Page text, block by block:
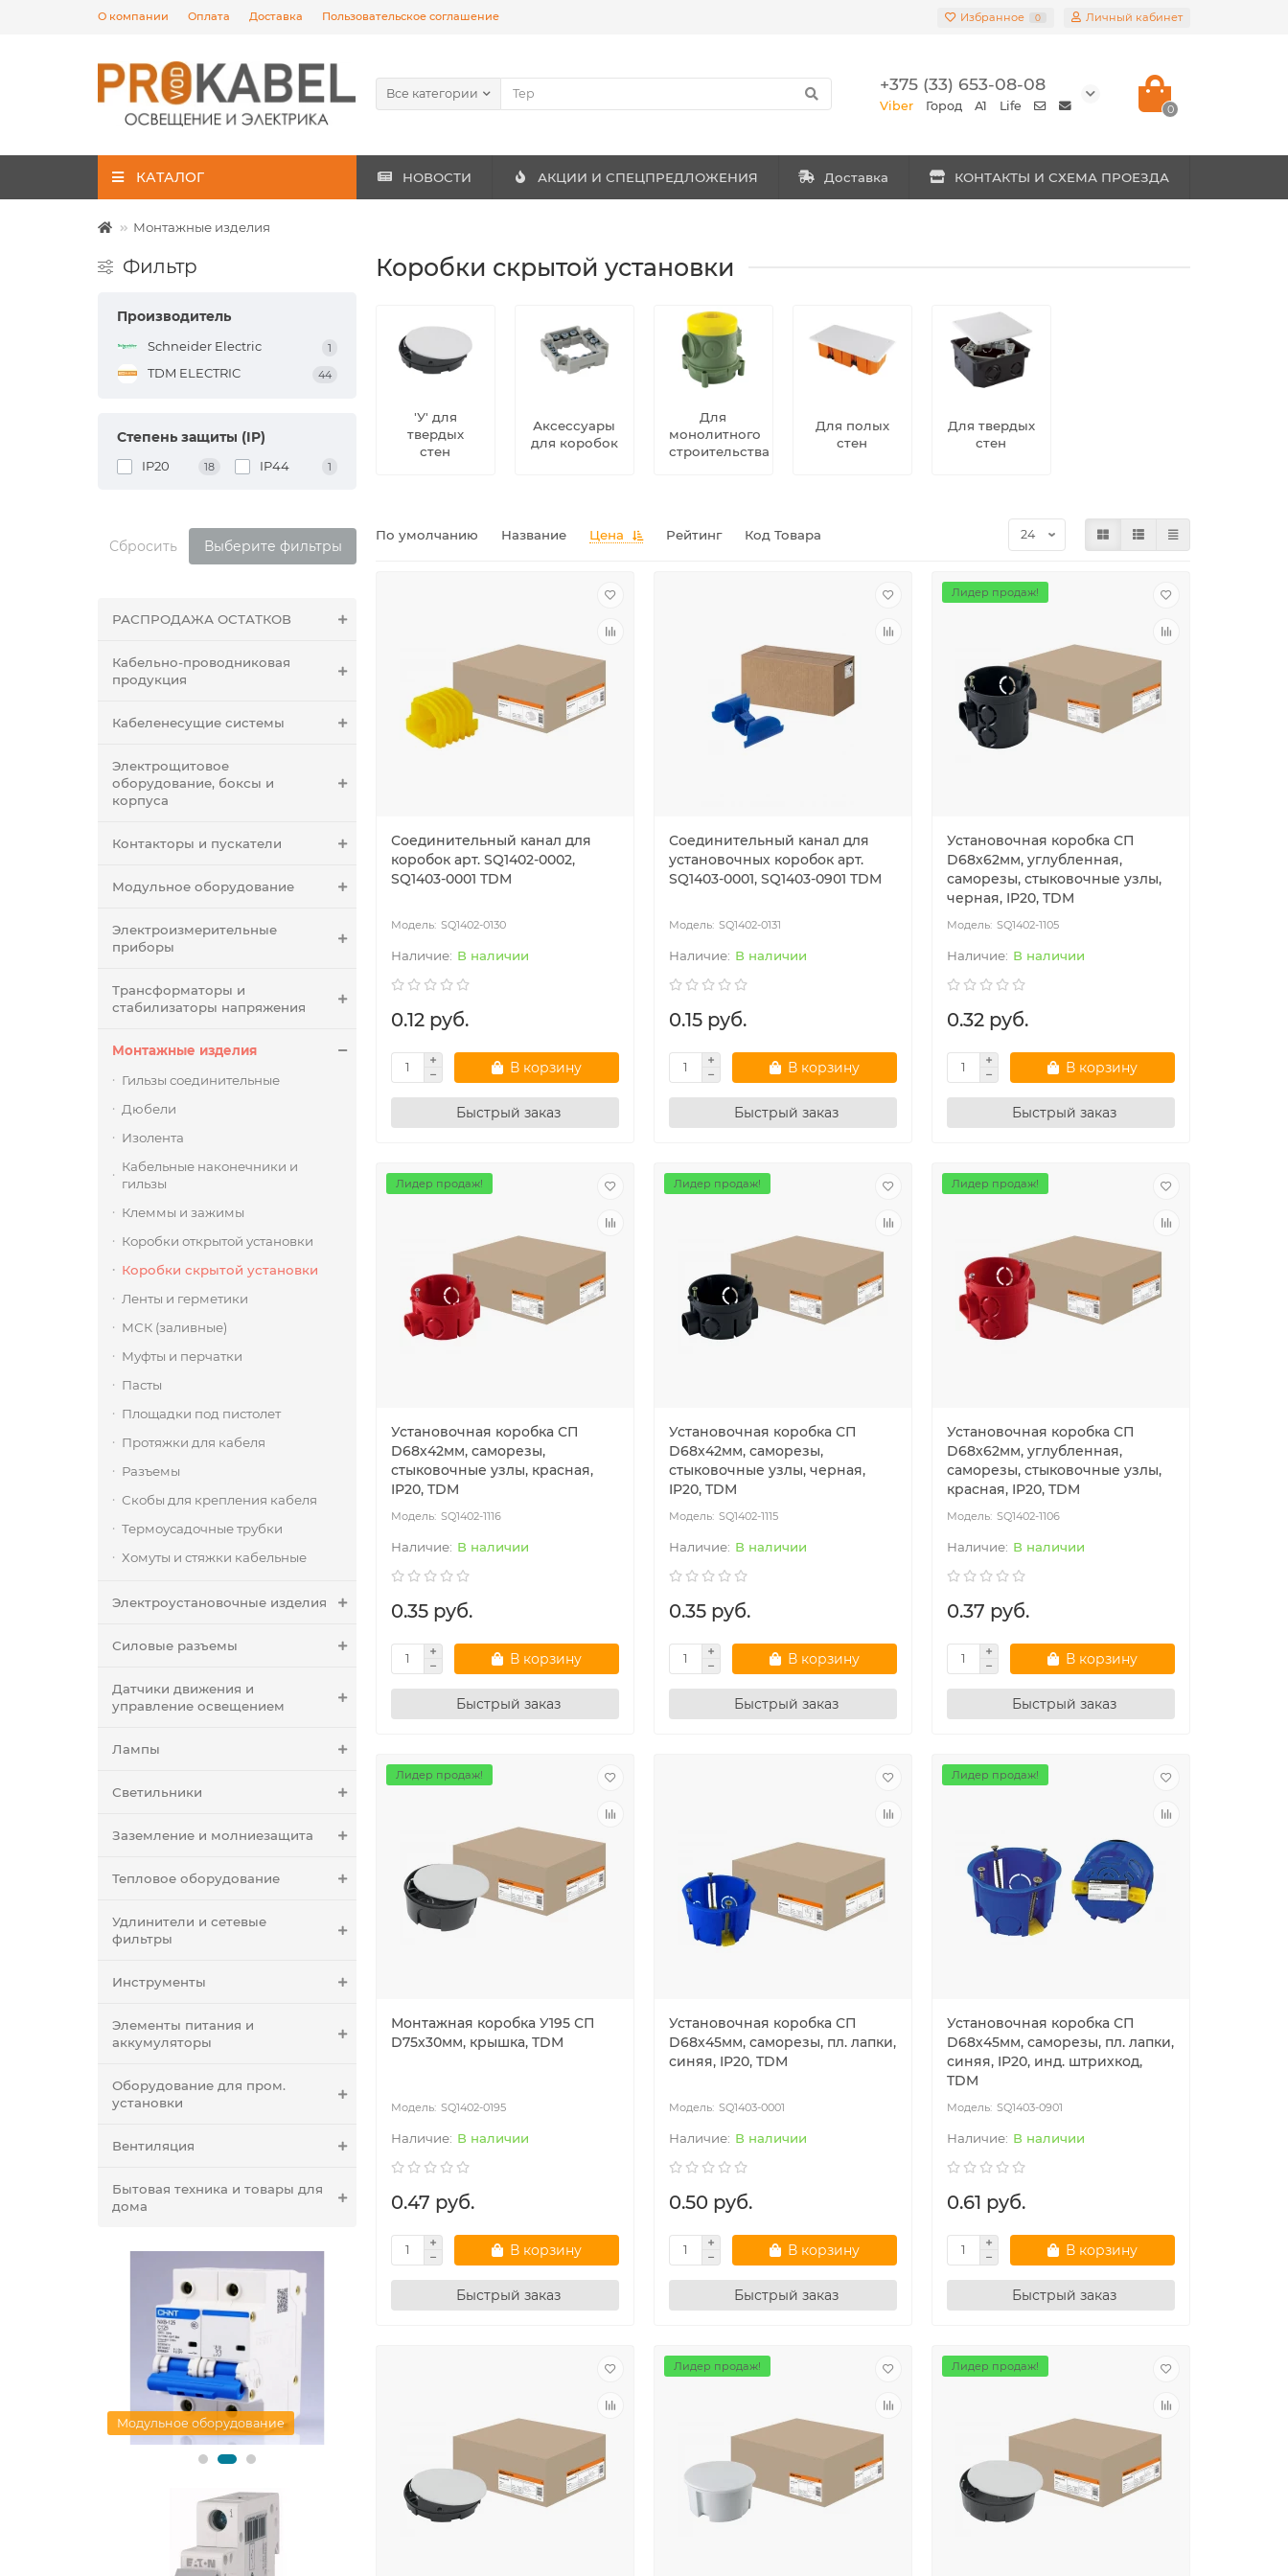
О компании Оплата Доставка Пользовательское соглашение Избранное 0 Личный кабинет
Все категории +375 (33) 653-08-08
Viber Город A1 Life 0
КАТАЛОГ НОВОСТИ АКЦИИ И СПЕЦПРЕДЛОЖЕНИЯ Доставка КОНТАКТЫ И СХЕМА ПРОЕЗДА
Монтажные изделия
Фильтр
Производитель
Schneider Electric 1
TDM ELECTRIC 44
Степень защиты (IP)
IP20 18 IP44 1
Сбросить Выберите фильтры
РАСПРОДАЖА ОСТАТКОВ
Кабельно-проводниковая
продукция
Кабеленесущие системы
Электрощитовое
оборудование, боксы и
корпуса
Контакторы и пускатели
Модульное оборудование
Электроизмерительные
приборы
Трансформаторы и
стабилизаторы напряжения
Монтажные изделия
Гильзы соединительные
Дюбели
Изолента
Кабельные наконечники и
гильзы
Клеммы и зажимы
Коробки открытой установки
Коробки скрытой установки
Ленты и герметики
МСК (заливные)
Муфты и перчатки
Пасты
Площадки под пистолет
Протяжки для кабеля
Разъемы
Скобы для крепления кабеля
Термоусадочные трубки
Хомуты и стяжки кабельные
Электроустановочные изделия
Силовые разъемы
Датчики движения и
управление освещением
Лампы
Светильники
Заземление и молниезащита
Тепловое оборудование
Удлинители и сетевые
фильтры
Инструменты
Элементы питания и
аккумуляторы
Оборудование для пром.
установки
Вентиляция
Бытовая техника и товары для
дома
Арматура для СИП Поверенные счётчики РБ Модульное оборудование
Коробки скрытой установки
'У' для
твердых
стен
Аксессуары
для коробок
Для
монолитного
строительства
Для полых
стен
Для твердых
стен
По умолчанию Название Цена Рейтинг Код Товара
Соединительный канал для
коробок арт. SQ1402-0002,
SQ1403-0001 TDM
SQ1402-0130
В наличии
0.12 руб.
В корзину
Быстрый заказ
Соединительный канал для
установочных коробок арт.
SQ1403-0001, SQ1403-0901 TDM
SQ1402-0131
В наличии
0.15 руб.
В корзину
Быстрый заказ
Лидер продаж!
Установочная коробка СП
D68х62мм, углубленная,
саморезы, стыковочные узлы,
черная, IP20, TDM
SQ1402-1105
В наличии
0.32 руб.
В корзину
Быстрый заказ
Лидер продаж!
Установочная коробка СП
D68х42мм, саморезы,
стыковочные узлы, красная,
IP20, TDM
SQ1402-1116
В наличии
0.35 руб.
В корзину
Быстрый заказ
Лидер продаж!
Установочная коробка СП
D68х42мм, саморезы,
стыковочные узлы, черная,
IP20, TDM
SQ1402-1115
В наличии
0.35 руб.
В корзину
Быстрый заказ
Лидер продаж!
Установочная коробка СП
D68х62мм, углубленная,
саморезы, стыковочные узлы,
красная, IP20, TDM
SQ1402-1106
В наличии
0.37 руб.
В корзину
Быстрый заказ
Лидер продаж!
Монтажная коробка У195 СП
D75х30мм, крышка, TDM
SQ1402-0195
В наличии
0.47 руб.
В корзину
Быстрый заказ
Установочная коробка СП
D68х45мм, саморезы, пл. лапки,
синяя, IP20, TDM
SQ1403-0001
В наличии
0.50 руб.
В корзину
Быстрый заказ
Лидер продаж!
Установочная коробка СП
D68х45мм, саморезы, пл. лапки,
синяя, IP20, инд. штрихкод,
TDM
SQ1403-0901
В наличии
0.61 руб.
В корзину
Быстрый заказ
Лидер продаж! Лидер продаж!